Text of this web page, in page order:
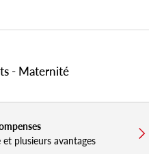
- Maternité
plusieurs avantages